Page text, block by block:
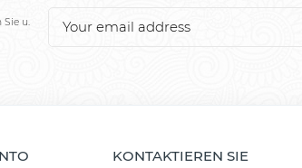
Sie u.
KONTAKTIEREN SIE